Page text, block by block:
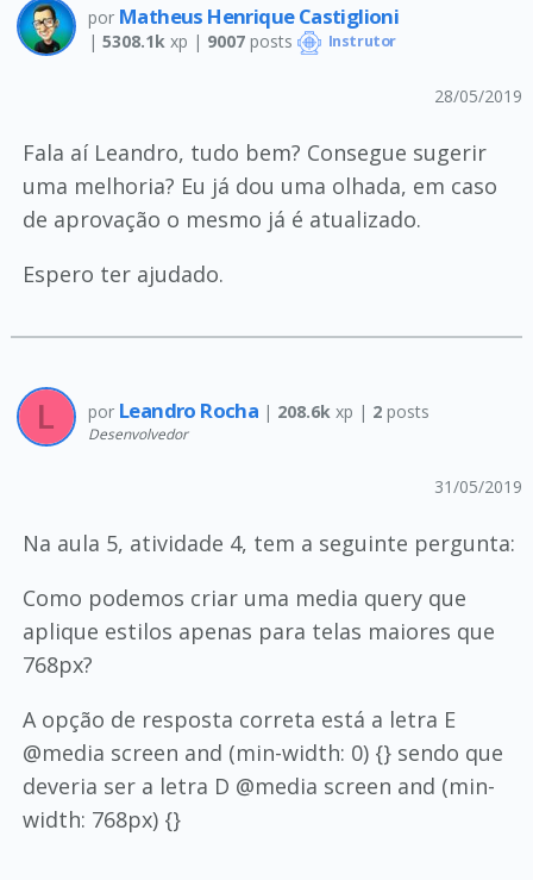
por Matheus Henrique Castiglioni
| 5308.1k xp | 9007posts Instrutor
28/05/2019
Fala aí Leandro, tudo bem? Consegue sugerir
uma melhoria? Eu já dou uma olhada, em caso
de aprovação o mesmo já é atualizado.
Espero ter ajudado.
por Leandro Rocha | 208.6k xp | 2posts
Desenvolvedor
31/05/2019
Na aula 5, atividade 4, tem a seguinte pergunta:
Como podemos criar uma media query que
aplique estilos apenas para telas maiores que
768px?
A opção de resposta correta está a letra E
@media screen and (min-width: 0) {} sendo que
deveria ser a letra D @media screen and (min-
width: 768px) {}